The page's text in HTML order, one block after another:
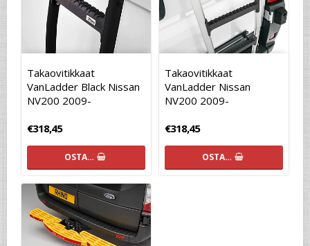
Takaovitikkaat
VanLadder Black Nissan
NV200 2009-
€318,45
OSTA…
Takaovitikkaat
VanLadder Nissan
NV200 2009-
€318,45
OSTA…